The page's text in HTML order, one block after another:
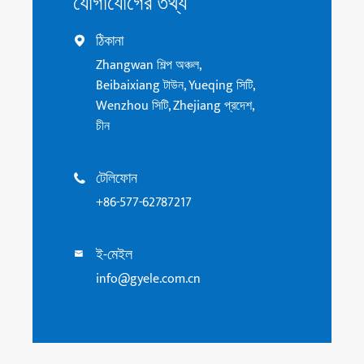
 ঠিকানা
Zhangwan শিল্প অঞ্চল,
Beibaixiang টাউন, Yueqing সিটি,
Wenzhou সিটি, Zhejiang প্রদেশ,
চীন
 টেলিফোন
+86-577-62787217
 ই-মেইল
info@gyele.com.cn